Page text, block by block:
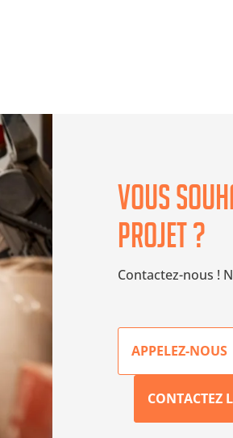
Vous
projet ?
Contactez-nous !
APPELEZ-NOUS
CONTACTEZ